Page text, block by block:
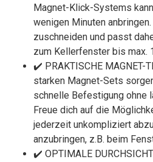
Magnet-Klick-Systems
wenigen Minuten
zuschneiden und passt
zum Kellerfenster bis max.
✔️ PRAKTISCHE MAGNET-
starken Magnet-Sets
schnelle Befestigung ohne
Freue dich auf die
jederzeit unkompliziert
anzubringen, z.B. beim
✔️ OPTIMALE